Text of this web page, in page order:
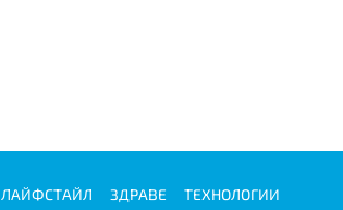
ЛАЙФСТАЙЛ ЗДРАВЕ ТЕХНОЛОГИИ